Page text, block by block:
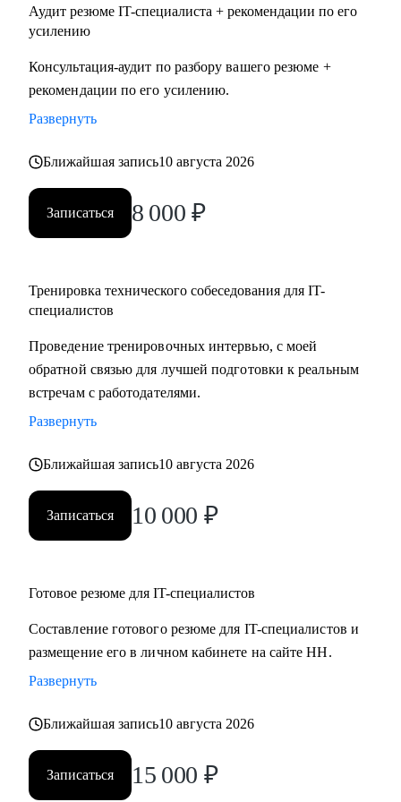
Аудит резюме IT-специалиста + рекомендации по его
усилению
Консультация-аудит по разбору вашего резюме +
рекомендации по его усилению.
Развернуть
Ближайшая запись10 августа 2026
Записаться 8 000 ₽
Тренировка технического собеседования для IT-
специалистов
Проведение тренировочных интервью, с моей
обратной связью для лучшей подготовки к реальным
встречам с работодателями.
Развернуть
Ближайшая запись10 августа 2026
Записаться 10 000 ₽
Готовое резюме для IT-специалистов
Составление готового резюме для IT-специалистов и
размещение его в личном кабинете на сайте НН.
Развернуть
Ближайшая запись10 августа 2026
Записаться 15 000 ₽